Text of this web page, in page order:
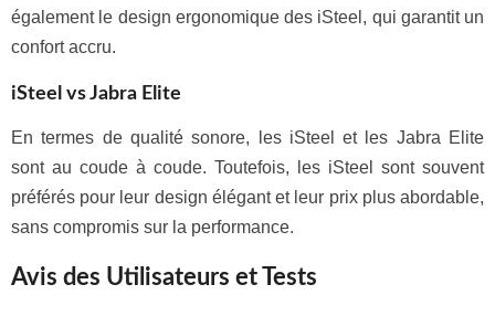
également le design ergonomique des iSteel, qui garantit un
confort accru.
iSteel vs Jabra Elite
En termes de qualité sonore, les iSteel et les Jabra Elite
sont au coude à coude. Toutefois, les iSteel sont souvent
préférés pour leur design élégant et leur prix plus abordable,
sans compromis sur la performance.
Avis des Utilisateurs et Tests